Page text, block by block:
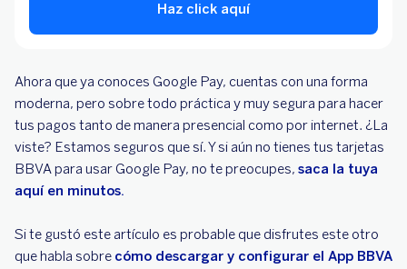
Haz click aquí
Ahora que ya conoces Google Pay, cuentas con una forma
moderna, pero sobre todo práctica y muy segura para hacer
tus pagos tanto de manera presencial como por internet. ¿La
viste? Estamos seguros que sí. Y si aún no tienes tus tarjetas
BBVA para usar Google Pay, no te preocupes, saca la tuya
aquí en minutos.
Si te gustó este artículo es probable que disfrutes este otro
que habla sobre cómo descargar y configurar el App BBVA